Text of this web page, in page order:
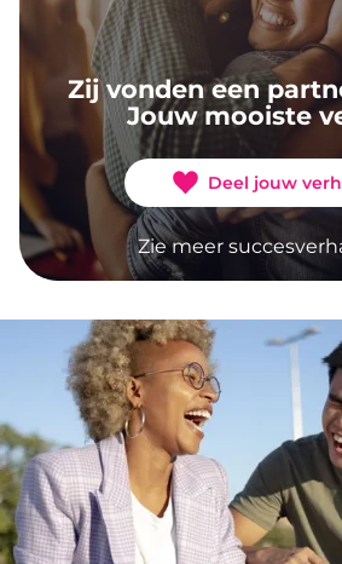
Zij vonden een
Jouw mooiste
Deel jouw
Zie meer